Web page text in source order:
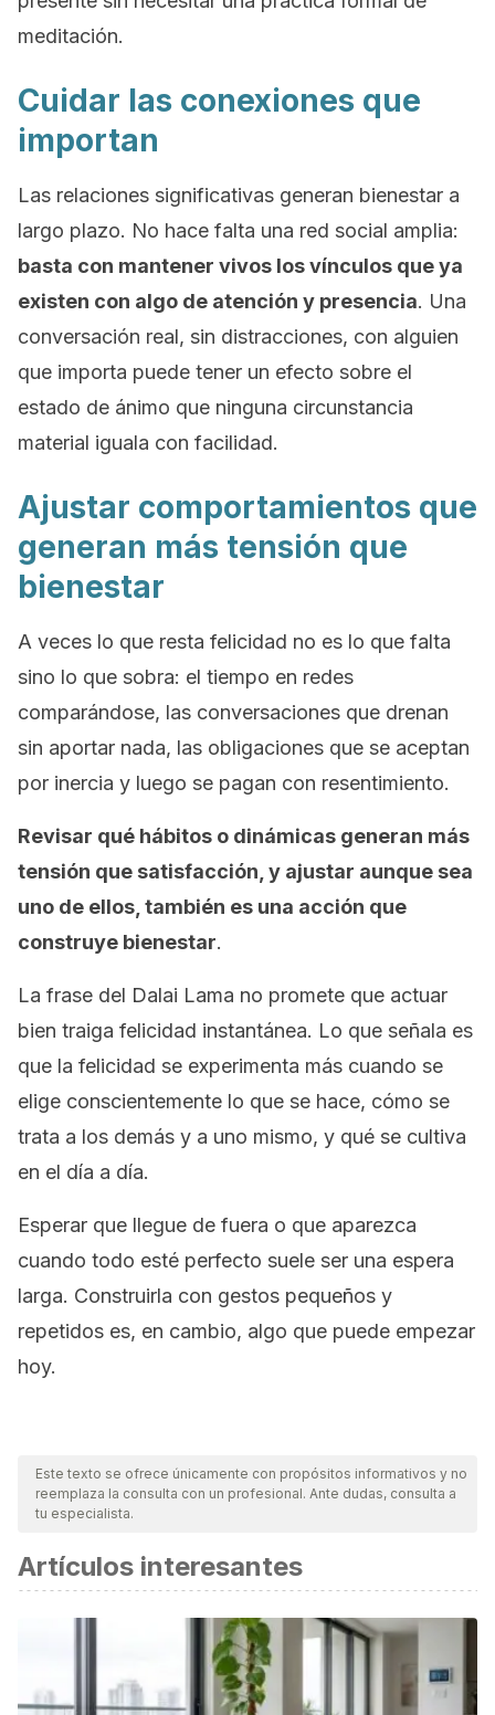
meditación.
Cuidar las conexiones que
importan
Las relaciones significativas generan bienestar a
largo plazo. No hace falta una red social amplia:
basta con mantener vivos los vínculos que ya
existen con algo de atención y presencia. Una
conversación real, sin distracciones, con alguien
que importa puede tener un efecto sobre el
estado de ánimo que ninguna circunstancia
material iguala con facilidad.
Ajustar comportamientos que
generan más tensión que
bienestar
A veces lo que resta felicidad no es lo que falta
sino lo que sobra: el tiempo en redes
comparándose, las conversaciones que drenan
sin aportar nada, las obligaciones que se aceptan
por inercia y luego se pagan con resentimiento.
Revisar qué hábitos o dinámicas generan más
tensión que satisfacción, y ajustar aunque sea
uno de ellos, también es una acción que
construye bienestar.
La frase del Dalai Lama no promete que actuar
bien traiga felicidad instantánea. Lo que señala es
que la felicidad se experimenta más cuando se
elige conscientemente lo que se hace, cómo se
trata a los demás y a uno mismo, y qué se cultiva
en el día a día.
Esperar que llegue de fuera o que aparezca
cuando todo esté perfecto suele ser una espera
larga. Construirla con gestos pequeños y
repetidos es, en cambio, algo que puede empezar
hoy.
Este texto se ofrece únicamente con propósitos informativos y no
reemplaza la consulta con un profesional. Ante dudas, consulta a
tu especialista.
Artículos interesantes